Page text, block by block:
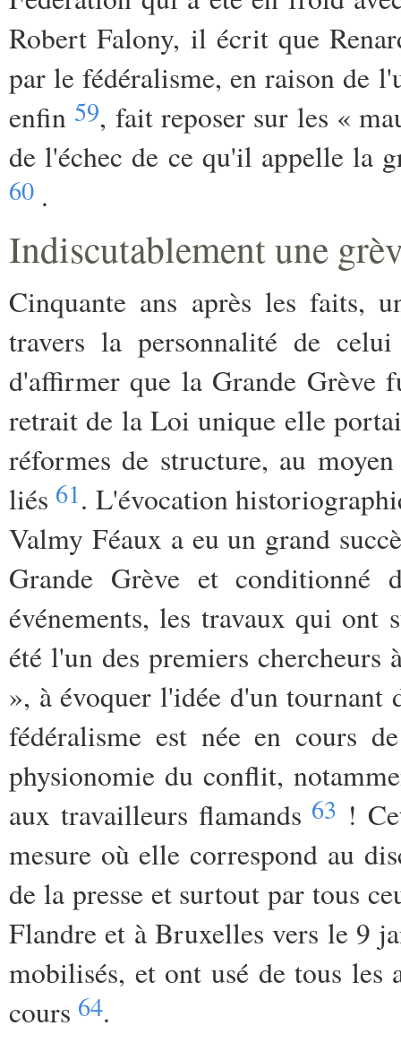
Robert Falony, il écrit que
par le fédéralisme, en raison de
enfin 59, fait reposer sur les «
de l'échec de ce qu'il appelle la
60 .
Indiscutablement une
Cinquante ans après les faits,
travers la personnalité de
d'affirmer que la Grande Grève
retrait de la Loi unique elle
réformes de structure, au
liés 61. L'évocation
Valmy Féaux a eu un grand
Grande Grève et conditionné
événements, les travaux qui
été l'un des premiers
», à évoquer l'idée d'un tournant
fédéralisme est née en cours
physionomie du conflit,
aux travailleurs flamands 63 !
mesure où elle correspond au
de la presse et surtout par tous
Flandre et à Bruxelles vers le 9
mobilisés, et ont usé de tous
cours 64.